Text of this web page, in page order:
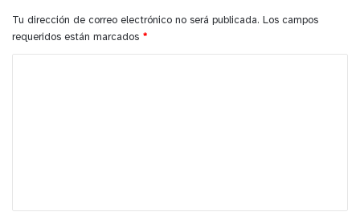
Tu dirección de correo electrónico no será publicada. Los campos
requeridos están marcados *
a